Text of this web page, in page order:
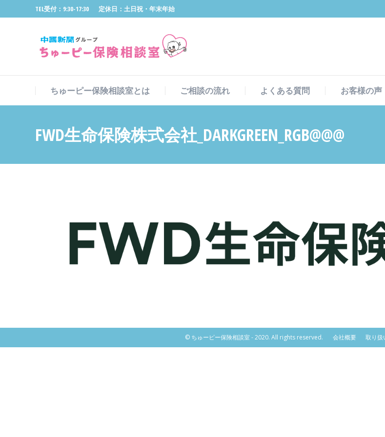
TEL受付：9:30-17:30 定休日：土日祝・年末年始
ちゅーピー保険相談室とは ご相談の流れ よくある質問 お客様の声
FWD生命保険株式会社_DARKGREEN_RGB@@@
© ちゅーピー保険相談室 - 2020. All rights reserved. 会社概要 取り扱
ちゅーピー保険相談室とは ご相談の流れ よくある質問 お客様の声